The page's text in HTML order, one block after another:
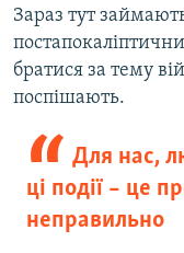
Зараз тут
братися за тему
поспішають.
Для нас,
ці події – це
неправильно